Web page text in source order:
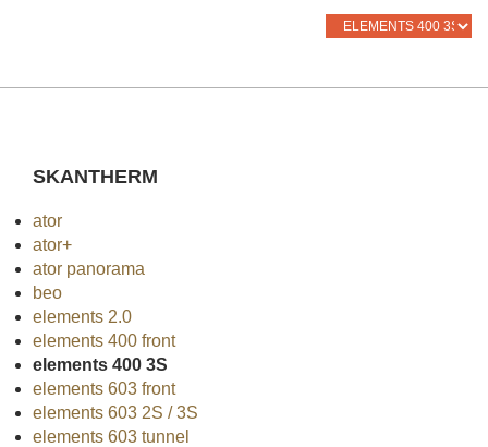
SKANTHERM
ator
ator+
ator panorama
beo
elements 2.0
elements 400 front
elements 400 3S
elements 603 front
elements 603 2S / 3S
elements 603 tunnel